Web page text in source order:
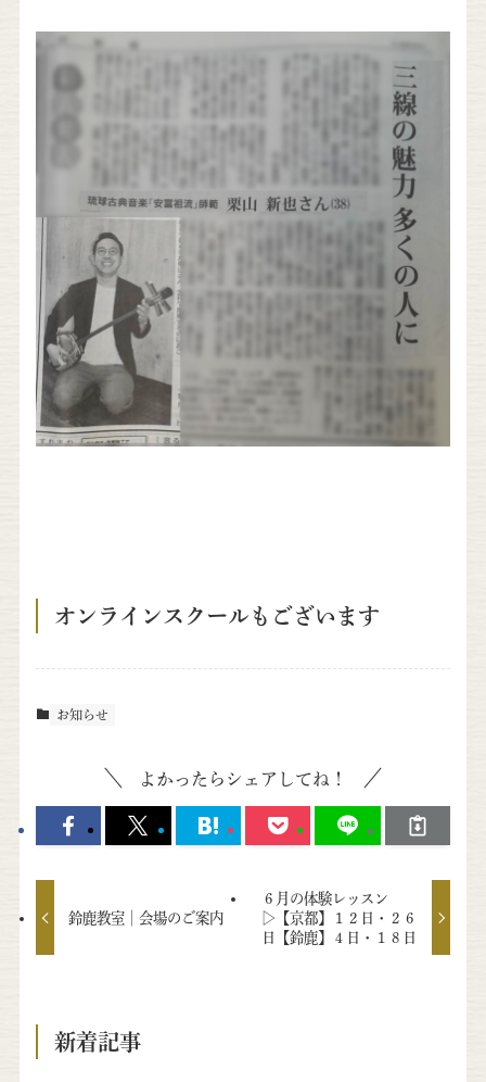
オンラインスクールもございます
お知らせ
よかったらシェアしてね！
鈴鹿教室│会場のご案内
６月の体験レッスン
▷【京都】１２日・２６
日【鈴鹿】４日・１８日
新着記事